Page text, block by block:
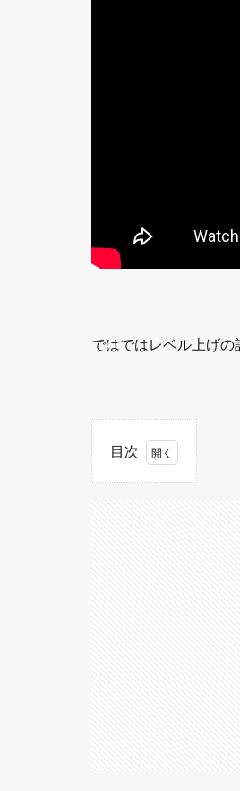
ではではレベル上げの
目次